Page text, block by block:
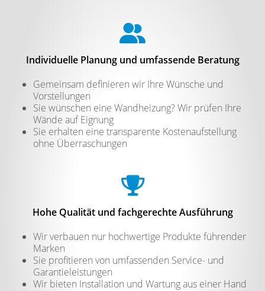
Individuelle Planung und umfassende Beratung
Gemeinsam definieren wir Ihre Wünsche und
Vorstellungen
Sie wünschen eine Wandheizung? Wir prüfen Ihre
Wände auf Eignung
Sie erhalten eine transparente Kostenaufstellung
ohne Überraschungen
Hohe Qualität und fachgerechte Ausführung
Wir verbauen nur hochwertige Produkte führender
Marken
Sie profitieren von umfassenden Service- und
Garantieleistungen
Wir bieten Installation und Wartung aus einer Hand